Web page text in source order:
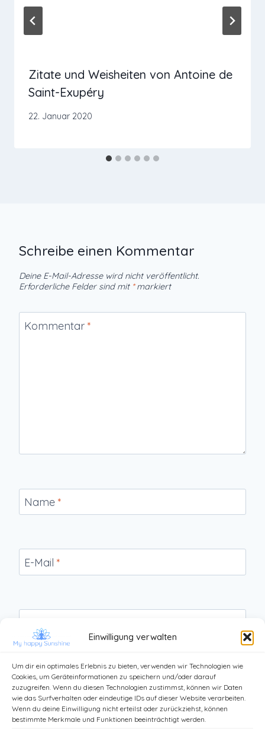
Einwilligung verwalten
Um dir ein optimales Erlebnis zu bieten, verwenden wir Technologien wie
Cookies, um Geräteinformationen zu speichern und/oder darauf
zuzugreifen. Wenn du diesen Technologien zustimmst, können wir Daten
wie das Surfverhalten oder eindeutige IDs auf dieser Website verarbeiten.
Wenn du deine Einwilligung nicht erteilst oder zurückziehst, können
bestimmte Merkmale und Funktionen beeinträchtigt werden.
Zitate und Weisheiten von Antoine de
Saint-Exupéry
22. Januar 2020
Schreibe einen Kommentar
Deine E-Mail-Adresse wird nicht veröffentlicht.
Erforderliche Felder sind mit *markiert
Kommentar *
Name *
E-Mail *